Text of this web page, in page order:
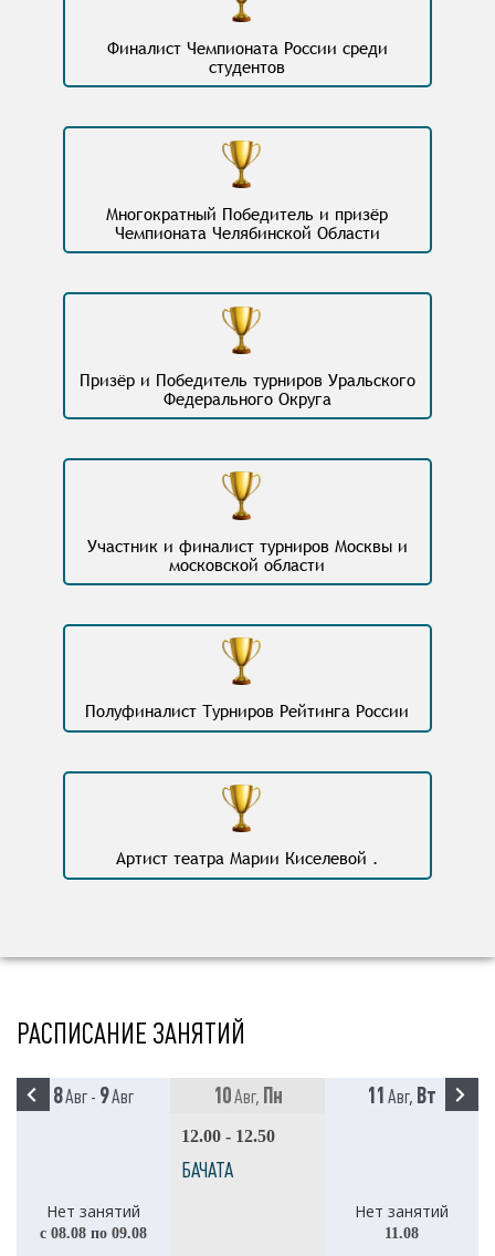
Финалист Чемпионата России среди
студентов
Многократный Победитель и призёр
Чемпионата Челябинской Области
Призёр и Победитель турниров Уральского
Федерального Округа
Участник и финалист турниров Москвы и
московской области
Полуфиналист Турниров Рейтинга России
Артист театра Марии Киселевой .
РАСПИСАНИЕ ЗАНЯТИЙ
8Авг - 9Авг 10Авг, Пн 11 Авг, Вт
Нет занятий
с 08.08 по 09.08
12.00 - 12.50
БАЧАТА
Нет занятий
11.08